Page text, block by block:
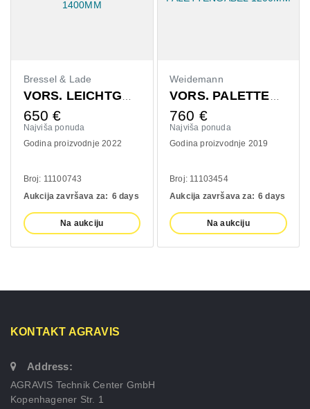
Bressel & Lade
VORS. LEICHTGUTSCHAUFEL 1400MM
650 €
Najviša ponuda
Godina proizvodnje 2022
Broj: 11100743
Aukcija završava za: 6 days
Na aukciju
Weidemann
VORS. PALETTENGABEL 1200MM
760 €
Najviša ponuda
Godina proizvodnje 2019
Broj: 11103454
Aukcija završava za: 6 days
Na aukciju
KONTAKT AGRAVIS
Address:
AGRAVIS Technik Center GmbH
Kopenhagener Str. 1